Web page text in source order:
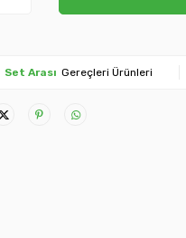
Set Arası Gereçleri Ürünleri